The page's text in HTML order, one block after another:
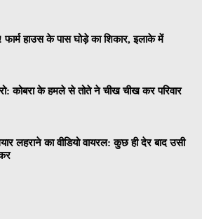
हाउस के पास घोड़े का शिकार, इलाके में
कोबरा के हमले से तोते ने चीख चीख कर परिवार
लहराने का वीडियो वायरल: कुछ ही देर बाद उसी